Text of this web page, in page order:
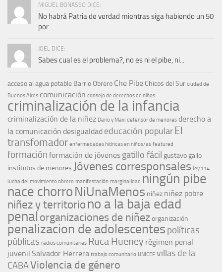
MIGUEL BONASSO DICE:
No habrá Patria de verdad mientras siga habiendo un 50
por...
JOEL DICE:
Sabes cual es el problema?, no es ni el pibe, ni...
acceso al agua potable Barrio Obrero Che Pibe Chicos del Sur ciudad de
Buenos Aires comunicación consejo de derechos de niños
criminalización de la infancia
criminalización de la niñez Dario y Maxi defensor de menores derecho a
la comunicación desigualdad educación popularEl
transfomador enfermedades hídricas en niños/as featured
formación formación de jóvenes gatillo fácil gustavo gallo
institutos de menores Jóvenes corresponsales ley 114
lucha del movimiento obrero manifestación marginalidad ningún pibe
nace chorroNiUnaMenos niñez niñez pobre
niñez y territorio no a la baja edad
penalorganizaciones de niñez organización
penalizacion de adolescentes políticas
públicas radios comunitarias Ruca Hueney régimen penal
juvenil Salvador Herrera trabajo comunitario UNICEF villas de la
CABAViolencia de género